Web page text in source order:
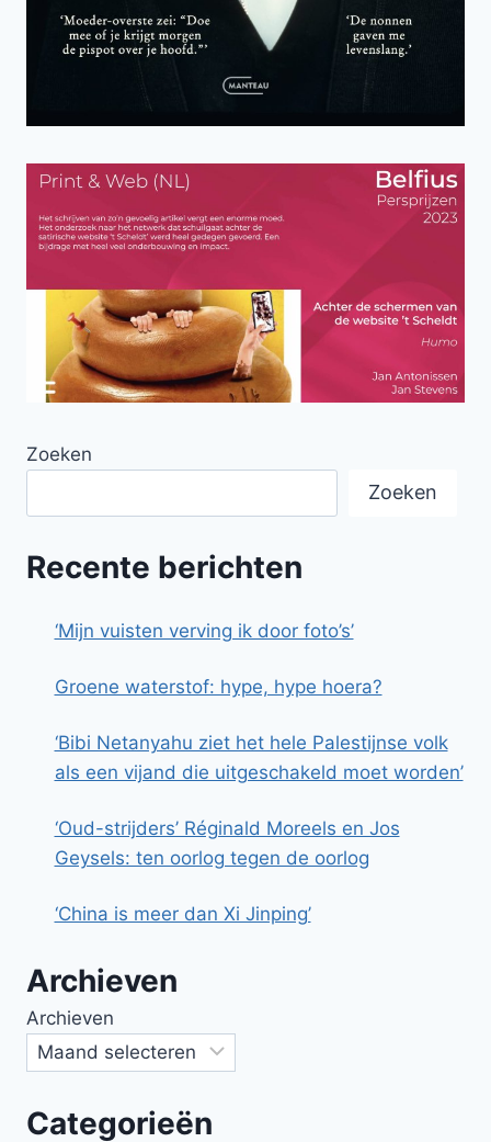
Zoeken
Zoeken
Recente berichten
‘Mijn vuisten verving ik door foto’s’
Groene waterstof: hype, hype hoera?
‘Bibi Netanyahu ziet het hele Palestijnse volk
als een vijand die uitgeschakeld moet worden’
‘Oud-strijders’ Réginald Moreels en Jos
Geysels: ten oorlog tegen de oorlog
‘China is meer dan Xi Jinping’
Archieven
Archieven
Categorieën